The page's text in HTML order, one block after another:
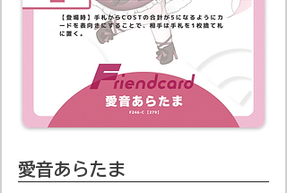
愛音あらたま